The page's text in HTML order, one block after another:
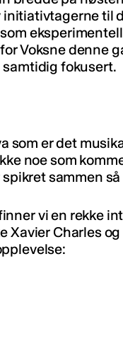
initiativtagerne til
Voksne denne
samtidig fokusert.
som er det
noe som
sammen
vi en rekke
Xavier Charles